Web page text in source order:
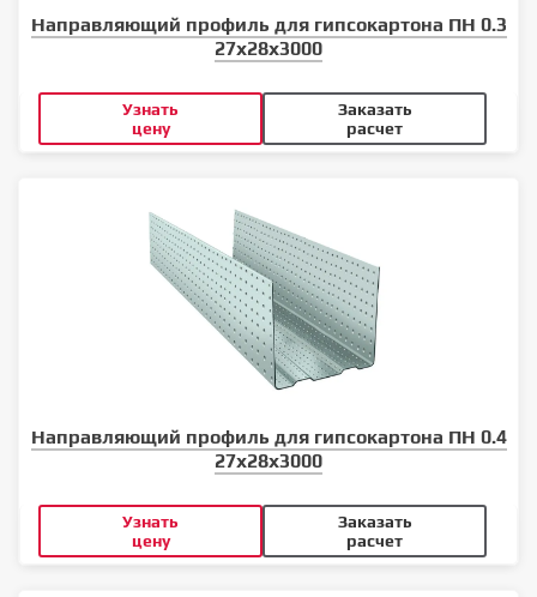
Направляющий профиль для гипсокартона ПН 0.3
27x28x3000
Узнать
цену
Заказать
расчет
Направляющий профиль для гипсокартона ПН 0.4
27x28x3000
Узнать
цену
Заказать
расчет